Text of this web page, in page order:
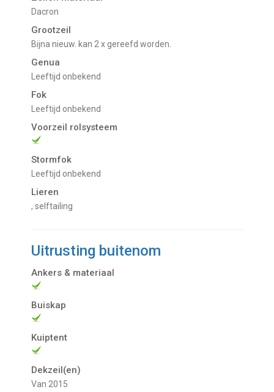
Dacron
Grootzeil
bijna nieuw. kan 2 x gereefd worden.
Genua
leeftijd onbekend
Fok
leeftijd onbekend
Voorzeil rolsysteem
Stormfok
leeftijd onbekend
Lieren
, selftailing
Uitrusting buitenom
Ankers & materiaal
Buiskap
Kuiptent
Dekzeil(en)
van 2015